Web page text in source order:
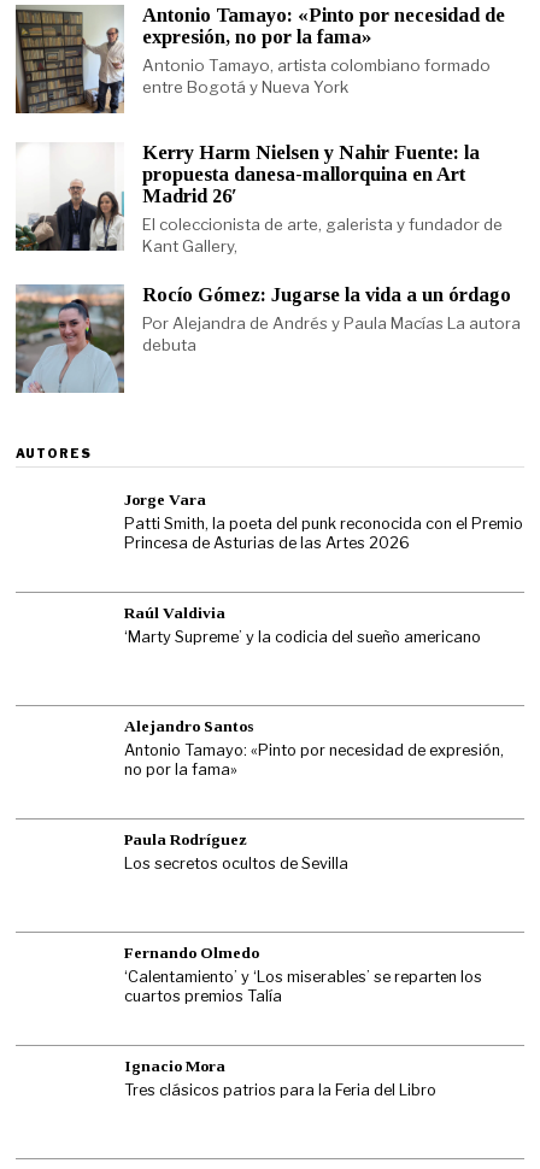
Antonio Tamayo: «Pinto por necesidad de
expresión, no por la fama»
Antonio Tamayo, artista colombiano formado
entre Bogotá y Nueva York
Kerry Harm Nielsen y Nahir Fuente: la
propuesta danesa-mallorquina en Art
Madrid 26′
El coleccionista de arte, galerista y fundador de
Kant Gallery,
Rocío Gómez: Jugarse la vida a un órdago
Por Alejandra de Andrés y Paula Macías La autora
debuta
AUTORES
Jorge Vara
Patti Smith, la poeta del punk reconocida con el Premio
Princesa de Asturias de las Artes 2026
Raúl Valdivia
‘Marty Supreme’ y la codicia del sueño americano
Alejandro Santos
Antonio Tamayo: «Pinto por necesidad de expresión,
no por la fama»
Paula Rodríguez
Los secretos ocultos de Sevilla
Fernando Olmedo
‘Calentamiento’ y ‘Los miserables’ se reparten los
cuartos premios Talía
Ignacio Mora
Tres clásicos patrios para la Feria del Libro